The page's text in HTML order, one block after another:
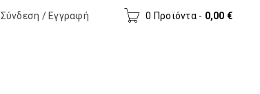
0 Προϊόντα - 0,00 €
Σύνδεση / Εγγραφή